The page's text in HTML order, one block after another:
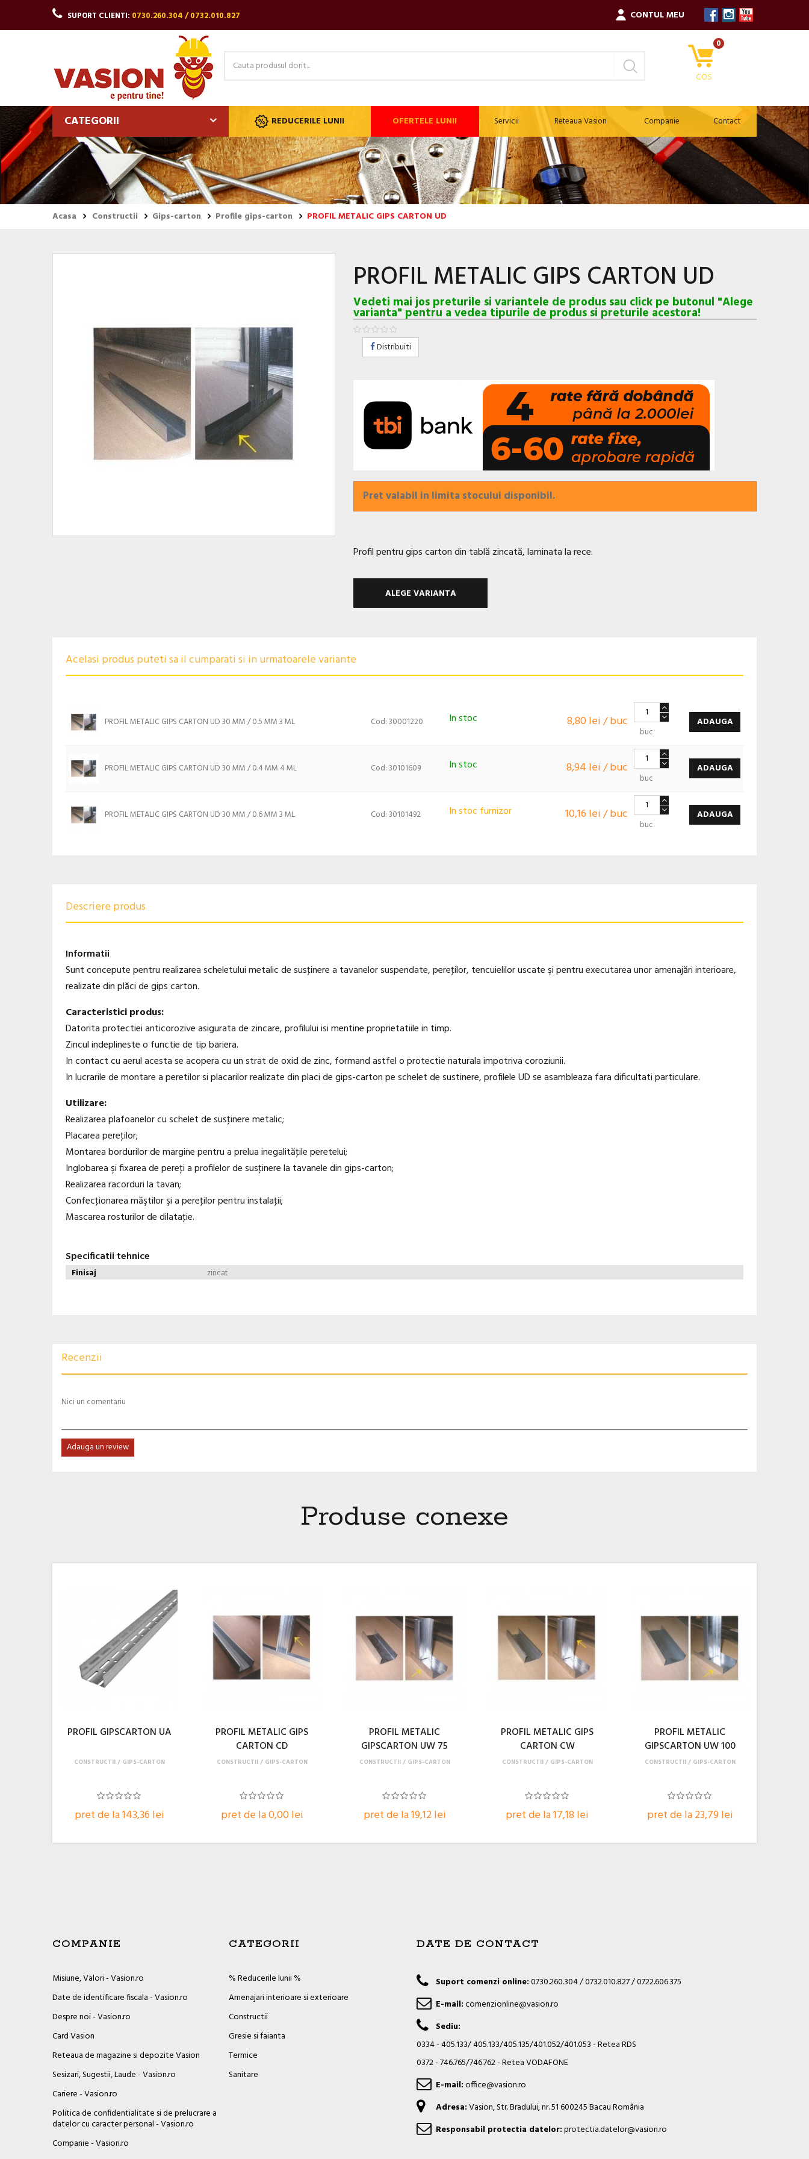
SUPORT CLIENTI: 0730.260.304 / 0732.010.827 CONTUL MEU
0
COS
CATEGORII REDUCERILE LUNII OFERTELE LUNII Servicii Reteaua Vasion Companie Contact
Acasa Constructii Gips-carton Profile gips-carton PROFIL METALIC GIPS CARTON UD
PROFIL METALIC GIPS CARTON UD
Vedeti mai jos preturile si variantele de produs sau click pe butonul "Alege
varianta" pentru a vedea tipurile de produs si preturile acestora!
Distribuiti
Pret valabil in limita stocului disponibil.
Profil pentru gips carton din tablă zincată, laminata la rece.
ALEGE VARIANTA
Acelasi produs puteti sa il cumparati si in urmatoarele variante
PROFIL METALIC GIPS CARTON UD 30 MM / 0.5 MM 3 ML Cod: 30001220 In stoc 8,80 lei / buc
buc
ADAUGA
PROFIL METALIC GIPS CARTON UD 30 MM / 0.4 MM 4 ML Cod: 30101609 In stoc 8,94 lei / buc
buc
ADAUGA
PROFIL METALIC GIPS CARTON UD 30 MM / 0.6 MM 3 ML Cod: 30101492 In stoc furnizor 10,16 lei / buc
buc
ADAUGA
Descriere produs
Informatii
Sunt concepute pentru realizarea scheletului metalic de susţinere a tavanelor suspendate, pereţilor, tencuielilor uscate şi pentru executarea unor amenajări interioare,
realizate din plăci de gips carton.
Caracteristici produs:
Datorita protectiei anticorozive asigurata de zincare, profilului isi mentine proprietatiile in timp.
Zincul indeplineste o functie de tip bariera.
In contact cu aerul acesta se acopera cu un strat de oxid de zinc, formand astfel o protectie naturala impotriva coroziunii.
In lucrarile de montare a peretilor si placarilor realizate din placi de gips-carton pe schelet de sustinere, profilele UD se asambleaza fara dificultati particulare.
Utilizare:
Realizarea plafoanelor cu schelet de susţinere metalic;
Placarea pereţilor;
Montarea bordurilor de margine pentru a prelua inegalităţile peretelui;
Inglobarea şi fixarea de pereţi a profilelor de susţinere la tavanele din gips-carton;
Realizarea racorduri la tavan;
Confecţionarea măştilor şi a pereţilor pentru instalaţii;
Mascarea rosturilor de dilataţie.
Specificatii tehnice
Finisaj zincat
Recenzii
Nici un comentariu
Adauga un review
Produse conexe
PROFIL GIPSCARTON UA
pret de la 143,36 lei
CONSTRUCTII GIPS-CARTON
PROFIL METALIC GIPS
CARTON CD
pret de la 0,00 lei
CONSTRUCTII GIPS-CARTON
PROFIL METALIC
GIPSCARTON UW 75
pret de la 19,12 lei
CONSTRUCTII GIPS-CARTON
PROFIL METALIC GIPS
CARTON CW
pret de la 17,18 lei
CONSTRUCTII GIPS-CARTON
PROFIL METALIC
GIPSCARTON UW 100
pret de la 23,79 lei
CONSTRUCTII GIPS-CARTON
COMPANIE
Misiune, Valori - Vasion.ro
Date de identificare fiscala - Vasion.ro
Despre noi - Vasion.ro
Card Vasion
Reteaua de magazine si depozite Vasion
Sesizari, Sugestii, Laude - Vasion.ro
Cariere - Vasion.ro
Politica de confidentialitate si de prelucrare a
datelor cu caracter personal - Vasion.ro
Companie - Vasion.ro
CATEGORII
% Reducerile lunii %
Amenajari interioare si exterioare
Constructii
Gresie si faianta
Termice
Sanitare
DATE DE CONTACT
Suport comenzi online:0730.260.304 / 0732.010.827 / 0722.606.375
E-mail:comenzionline@vasion.ro
Sediu:
0334 - 405.133/ 405.133/405.135/401.052/401.053 - Retea RDS
0372 - 746.765/746.762 - Retea VODAFONE
E-mail:office@vasion.ro
Adresa:Vasion, Str. Bradului, nr. 51 600245 Bacau România
Responsabil protectia datelor:protectia.datelor@vasion.ro